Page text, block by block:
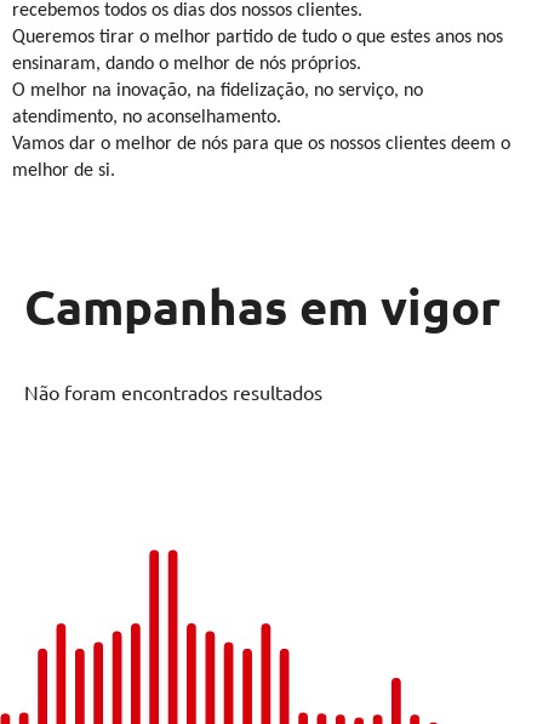
recebemos todos os dias dos nossos clientes.
Queremos tirar o melhor partido de tudo o que estes anos nos
ensinaram, dando o melhor de nós próprios.
O melhor na inovação, na fidelização, no serviço, no
atendimento, no aconselhamento.
Vamos dar o melhor de nós para que os nossos clientes deem o
melhor de si.
Campanhas em vigor
Não foram encontrados resultados